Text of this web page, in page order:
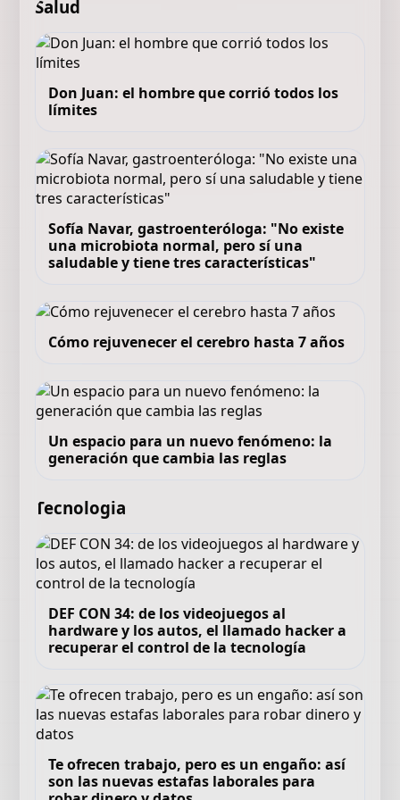
Salud
Don Juan: el hombre que corrió todos los
límites
Sofía Navar, gastroenteróloga: "No existe
una microbiota normal, pero sí una
saludable y tiene tres características"
Cómo rejuvenecer el cerebro hasta 7 años
Un espacio para un nuevo fenómeno: la
generación que cambia las reglas
Tecnologia
DEF CON 34: de los videojuegos al
hardware y los autos, el llamado hacker a
recuperar el control de la tecnología
Te ofrecen trabajo, pero es un engaño: así
son las nuevas estafas laborales para